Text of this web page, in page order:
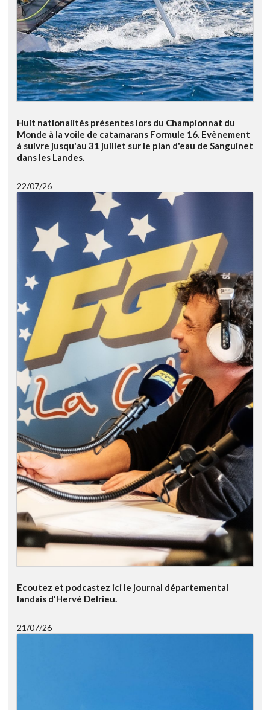
Huit nationalités présentes lors du Championnat du
Monde à la voile de catamarans Formule 16. Evènement
à suivre jusqu'au 31 juillet sur le plan d'eau de Sanguinet
dans les Landes.
22/07/26
Ecoutez et podcastez ici le journal départemental
landais d'Hervé Delrieu.
21/07/26